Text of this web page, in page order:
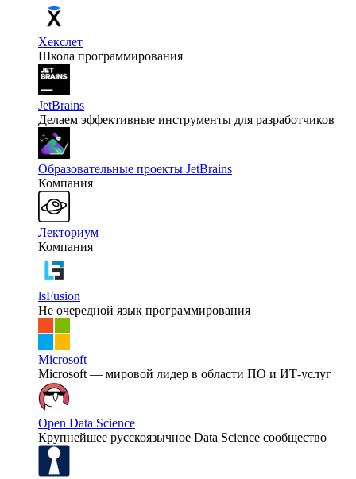
Хекслет
Школа программирования
JetBrains
Делаем эффективные инструменты для разработчиков
Образовательные проекты JetBrains
Компания
Лекториум
Компания
lsFusion
Не очередной язык программирования
Microsoft
Microsoft — мировой лидер в области ПО и ИТ-услуг
Open Data Science
Крупнейшее русскоязычное Data Science сообщество